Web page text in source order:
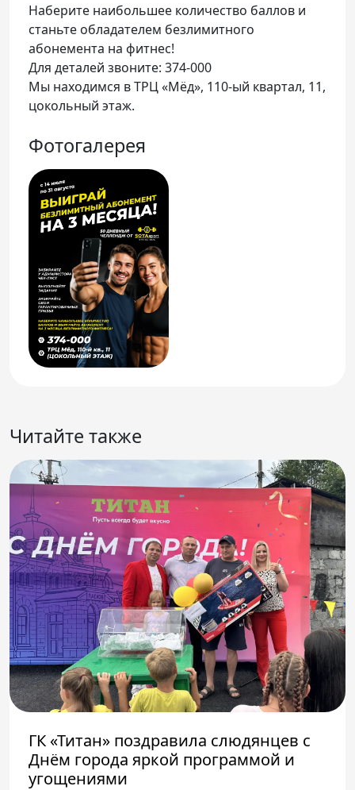
Наберите наибольшее количество баллов и
станьте обладателем безлимитного
абонемента на фитнес!
Для деталей звоните: 374-000
Мы находимся в ТРЦ «Мёд», 110-ый квартал, 11,
цокольный этаж.
Фотогалерея
Читайте также
ГК «Титан» поздравила слюдянцев с
Днём города яркой программой и
угощениями